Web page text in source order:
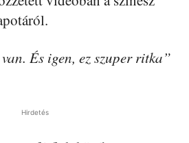
És igen, ez szuper ritka”
Hirdetés